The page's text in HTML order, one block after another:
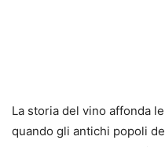
La storia del vino affonda
quando gli antichi popoli